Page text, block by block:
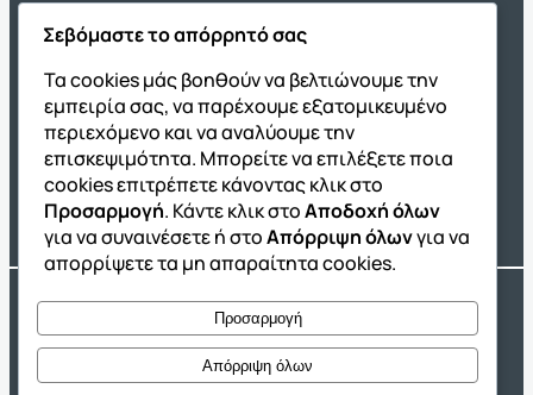
Όμιλος ΔΙΑΚΡΟΤΗΜΑ
ΔΙΑΚΡΟΤΗΜΑ@Home
Σχολική Μελέτη After School
Εκδόσεις Καλαϊτζίδη
Franchise ΔΙΑΚΡΟΤΗΜΑ
Copyright® 2004 –2026Εκπαιδευτικός Όμιλος ΔΙΑΚΡΟΤΗΜΑ®. Αρ.
Γ.Ε.Μ.Η.: 54967109000.
Oceancube – Hosted by
Σεβόμαστε το απόρρητό σας
Τα cookies μάς βοηθούν να βελτιώνουμε την
εμπειρία σας, να παρέχουμε εξατομικευμένο
περιεχόμενο και να αναλύουμε την
επισκεψιμότητα. Μπορείτε να επιλέξετε ποια
cookies επιτρέπετε κάνοντας κλικ στο
Προσαρμογή. Κάντε κλικ στοΑποδοχή όλων
για να συναινέσετε ή στοΑπόρριψη όλωνγια να
απορρίψετε τα μη απαραίτητα cookies.
Προσαρμογή
Απόρριψη όλων